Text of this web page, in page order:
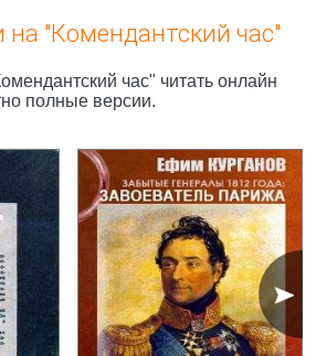
на "Комендантский час"
час" читать онлайн
полные версии.